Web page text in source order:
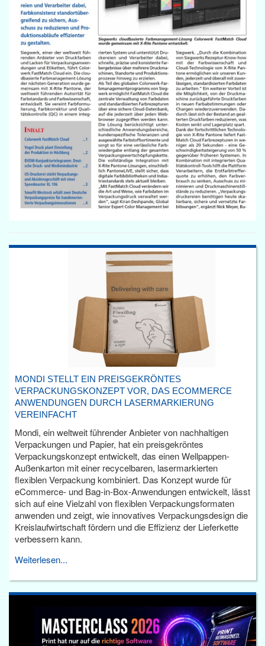
MONDI STELLT EIN PREISGEKRÖNTES
VERPACKUNGSKONZEPT VOR, DAS ECOMMERCE
ANWENDUNGEN DURCH LASERMARKIERUNG
VEREINFACHT
Mondi, ein weltweit führender Anbieter von nachhaltigen
Verpackungen und Papier, hat ein preisgekröntes
Verpackungskonzept entwickelt, das einen Wellpappen-
Außenkarton mit einer recycelbaren, lasermarkierten
flexiblen Verpackung kombiniert. Das Konzept wurde für
eCommerce- und Bag-in-Box-Anwendungen entwickelt, lässt
sich auf eine Vielzahl von flexiblen Verpackungsformaten
anwenden und zeigt, wie innovatives Verpackungsdesign die
Kreislaufwirtschaft fördern und die Effizienz der Lieferkette
verbessern kann.
Weiterlesen...